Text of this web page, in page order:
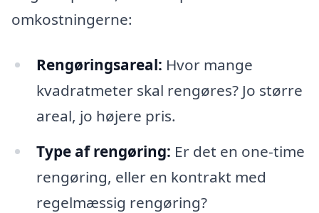
omkostningerne:
Rengøringsareal: Hvor mange
kvadratmeter skal rengøres? Jo større
areal, jo højere pris.
Type af rengøring: Er det en one-time
rengøring, eller en kontrakt med
regelmæssig rengøring?